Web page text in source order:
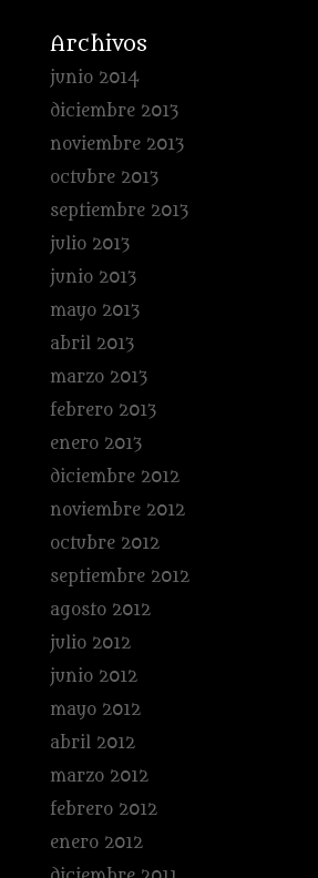
Archivos
junio 2014
diciembre 2013
noviembre 2013
octubre 2013
septiembre 2013
julio 2013
junio 2013
mayo 2013
abril 2013
marzo 2013
febrero 2013
enero 2013
diciembre 2012
noviembre 2012
octubre 2012
septiembre 2012
agosto 2012
julio 2012
junio 2012
mayo 2012
abril 2012
marzo 2012
febrero 2012
enero 2012